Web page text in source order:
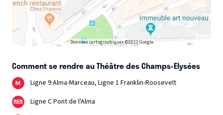
Données cartographiques ©2022 Google
Comment se rendre au Théâtre des Champs-Elysées
Ligne 9 Alma-Marceau, Ligne 1 Franklin-Roosevelt
Ligne C Pont de l'Alma